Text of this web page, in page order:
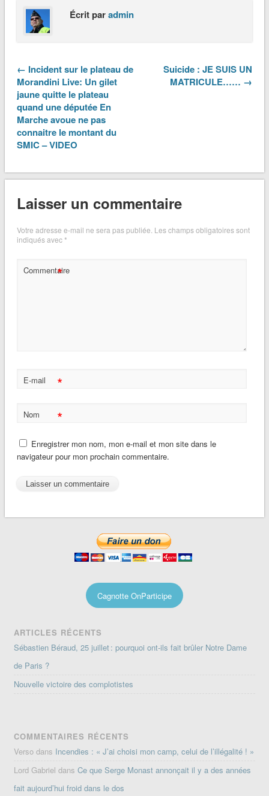
Écrit paradmin
← Incident sur le plateau de
Morandini Live: Un gilet
jaune quitte le plateau
quand une députée En
Marche avoue ne pas
connaitre le montant du
SMIC – VIDEO
Suicide : JE SUIS UN
MATRICULE…… →
Laisser un commentaire
Votre adresse e-mail ne sera pas publiée. Les champs obligatoires sont
indiqués avec*
Commentaire
*
E-mail *
Nom *
Enregistrer mon nom, mon e-mail et mon site dans le
navigateur pour mon prochain commentaire.
Cagnotte OnParticipe
ARTICLES RÉCENTS
Sébastien Béraud, 25 juillet : pourquoi ont-ils fait brûler Notre Dame
de Paris ?
Nouvelle victoire des complotistes
COMMENTAIRES RÉCENTS
Verso dans Incendies : « J’ai choisi mon camp, celui de l’illégalité ! »
Lord Gabriel dansCe que Serge Monast annonçait il y a des années
fait aujourd’hui froid dans le dos